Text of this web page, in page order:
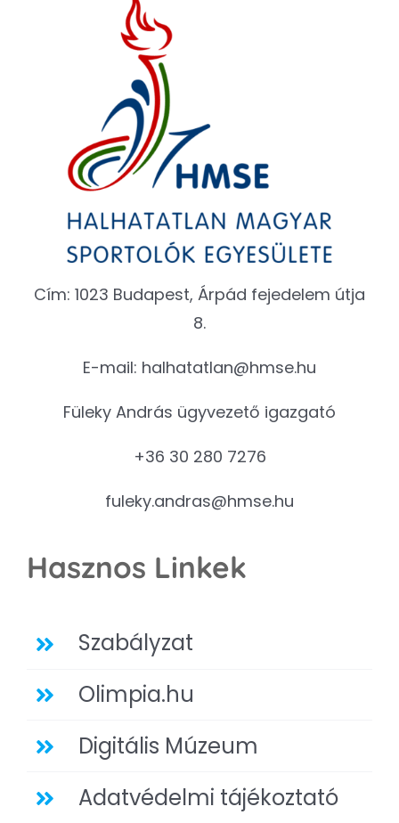
Cím: 1023 Budapest, Árpád fejedelem útja
8.
E-mail: halhatatlan@hmse.hu
Füleky András ügyvezető igazgató
+36 30 280 7276
fuleky.andras@hmse.hu
Hasznos Linkek
Szabályzat
Olimpia.hu
Digitális Múzeum
Adatvédelmi tájékoztató